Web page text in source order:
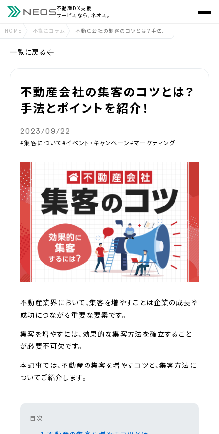
不動産DX支援
サービスなら、ネオス。
HOME 不動産コラム 不動産会社の集客のコツとは？手法...
一覧に戻る
不動産会社の集客のコツとは？
手法とポイントを紹介！
2023/09/22
#集客について#イベント・キャンペーン#マーケティング
不動産業界において、集客を増やすことは企業の成長や
成功につながる重要な要素です。
集客を増やすには、効果的な集客方法を確立すること
が必要不可欠です。
本記事では、不動産の集客を増やすコツと、集客方法に
ついてご紹介します。
目次